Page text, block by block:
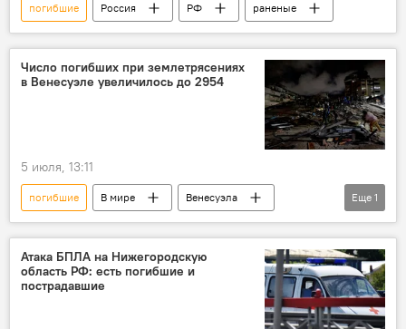
погибшие Россия РФ раненые
Число погибших при землетрясениях
в Венесуэле увеличилось до 2954
5 июля, 13:11
погибшие В мире
Венесуэла
землетрясение
Еще 1
Атака БПЛА на Нижегородскую
область РФ: есть погибшие и
пострадавшие